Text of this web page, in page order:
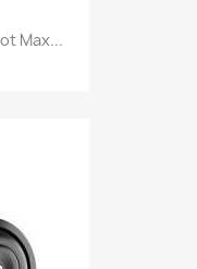
Max...